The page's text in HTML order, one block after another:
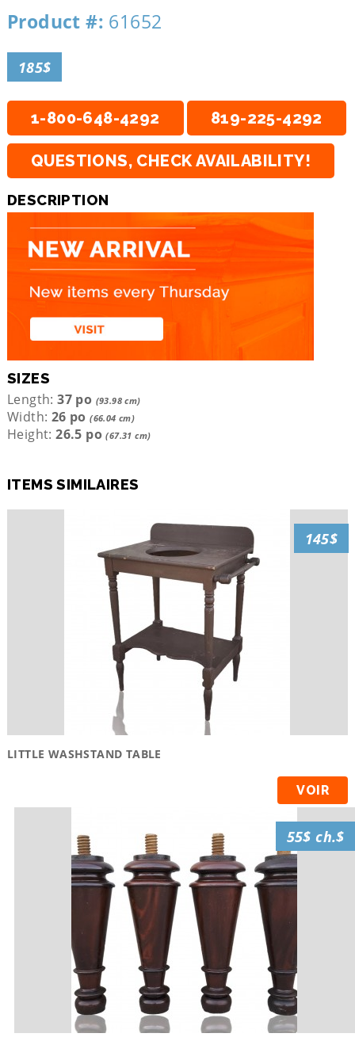
Product #: 61652
185$
1-800-648-4292 819-225-4292
QUESTIONS, CHECK AVAILABILITY!
DESCRIPTION
SIZES
Length: 37 po (93.98 cm)
Width: 26 po(66.04 cm)
Height: 26.5 po(67.31 cm)
ITEMS SIMILAIRES
LITTLE WASHSTAND TABLE
VOIR
145$
55$ ch.$